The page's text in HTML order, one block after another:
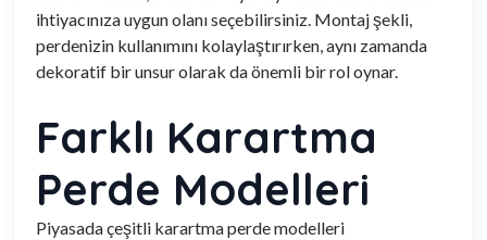
ihtiyacınıza uygun olanı seçebilirsiniz. Montaj şekli,
perdenizin kullanımını kolaylaştırırken, aynı zamanda
dekoratif bir unsur olarak da önemli bir rol oynar.
Farklı Karartma
Perde Modelleri
Piyasada çeşitli karartma perde modelleri